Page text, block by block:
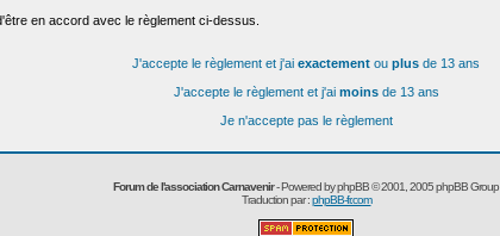
en accord avec le règlement ci-dessus.
J'accepte le règlement et j'ai exactement ou plus de 13 ans
J'accepte le règlement et j'ai moinsde 13 ans
Je n'accepte pas le règlement
Forum de l'association Carnavenir- Powered byphpBB© 2001, 2005 phpBB Group
Traduction par :phpBB-fr.com